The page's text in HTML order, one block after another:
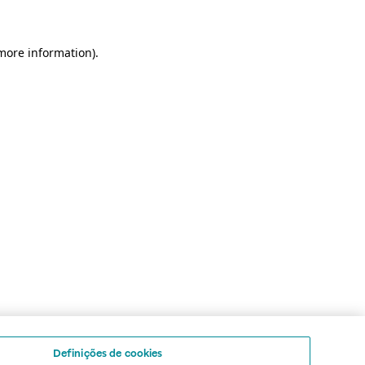
information).
Definições de cookies